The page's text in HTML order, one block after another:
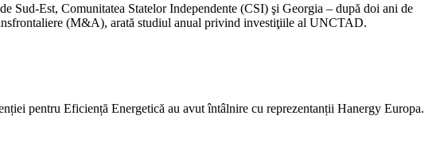
Est, Comunitatea Statelor Independente (CSI) şi Georgia – după doi ani de
(M&A), arată studiul anual privind investiţiile al UNCTAD.
pentru Eficiență Energetică au avut întâlnire cu reprezentanții Hanergy Europa.